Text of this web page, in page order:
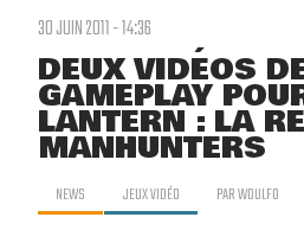
30 JUIN 2011 - 14:36
DEUX VIDÉOS
GAMEPLAY
LANTERN : LA
MANHUNTERS
NEWS JEUX VIDÉO PARWOULFO